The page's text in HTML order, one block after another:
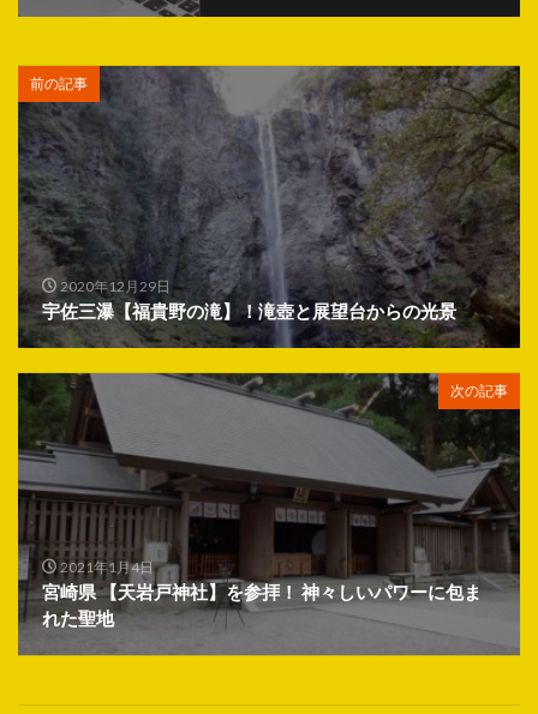
前の記事
2020年12月29日
宇佐三瀑【福貴野の滝】！滝壺と展望台からの光景
次の記事
2021年1月4日
宮崎県 【天岩戸神社】を参拝！ 神々しいパワーに包ま
れた聖地